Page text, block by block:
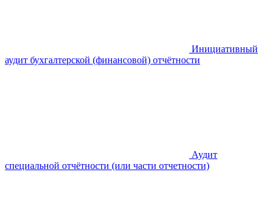
Инициативный
аудит бухгалтерской (финансовой) отчётности
Аудит
специальной отчётности (или части отчетности)